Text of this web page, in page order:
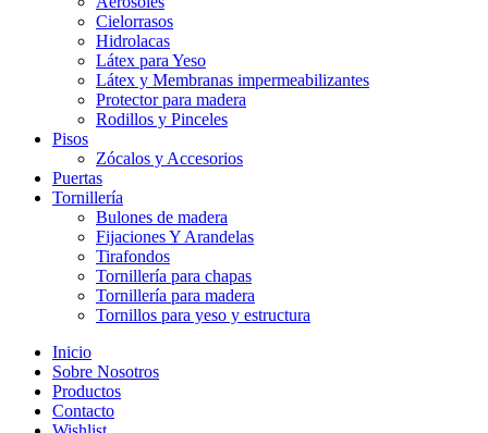
Cielorrasos
Hidrolacas
Látex para Yeso
Látex y Membranas impermeabilizantes
Protector para madera
Rodillos y Pinceles
Pisos
Zócalos y Accesorios
Puertas
Tornillería
Bulones de madera
Fijaciones Y Arandelas
Tirafondos
Tornillería para chapas
Tornillería para madera
Tornillos para yeso y estructura
Inicio
Sobre Nosotros
Productos
Contacto